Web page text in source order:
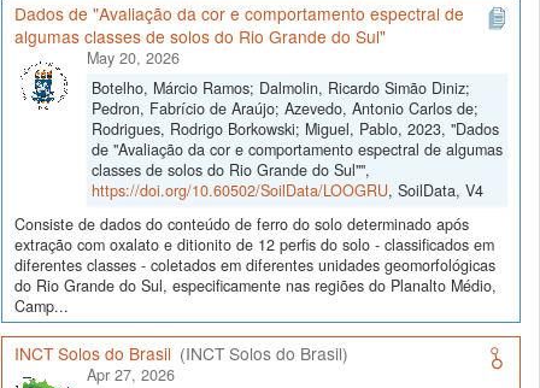
Dados de "Avaliação da cor e comportamento espectral de
algumas classes de solos do Rio Grande do Sul"
May 20, 2026
Botelho, Márcio Ramos; Dalmolin, Ricardo Simão Diniz;
Pedron, Fabrício de Araújo; Azevedo, Antonio Carlos de;
Rodrigues, Rodrigo Borkowski; Miguel, Pablo, 2023, "Dados
de "Avaliação da cor e comportamento espectral de algumas
classes de solos do Rio Grande do Sul"",
https://doi.org/10.60502/SoilData/LOOGRU, SoilData, V4
Consiste de dados do conteúdo de ferro do solo determinado após
extração com oxalato e ditionito de 12 perfis do solo - classificados em
diferentes classes - coletados em diferentes unidades geomorfológicas
do Rio Grande do Sul, especificamente nas regiões do Planalto Médio,
Camp...
INCT Solos do Brasil (INCT Solos do Brasil)
Apr 27, 2026